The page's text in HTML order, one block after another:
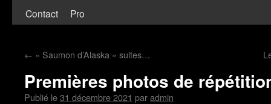
Contact
Pro
← « Saumon d’Alaska » suites…
Premières photos de
Publié le31 décembre 2021 paradmin